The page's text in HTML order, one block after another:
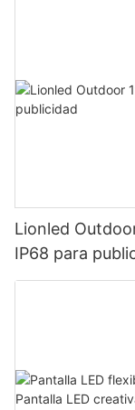
Lionled
IP68 para